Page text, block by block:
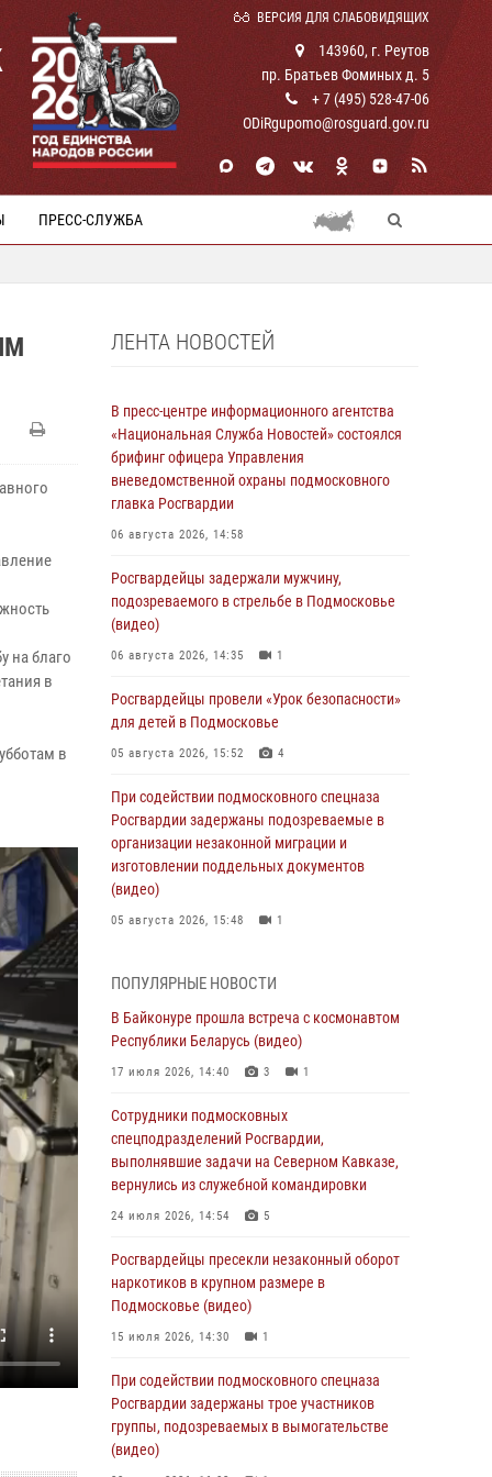
ВЕРСИЯ ДЛЯ СЛАБОВИДЯЩИХ
143960, г. Реутов
пр. Братьев Фоминых д. 5
+ 7 (495) 528-47-06
ODiRgupomo@rosguard.gov.ru
ПРЕСС-СЛУЖБА
на благо
в
в
ЛЕНТА НОВОСТЕЙ
В пресс-центре информационного агентства
«Национальная Служба Новостей» состоялся
брифинг офицера Управления
вневедомственной охраны подмосковного
главка Росгвардии
06 августа 2026, 14:58
Росгвардейцы задержали мужчину,
подозреваемого в стрельбе в Подмосковье
(видео)
06 августа 2026, 14:35 1
Росгвардейцы провели «Урок безопасности»
для детей в Подмосковье
05 августа 2026, 15:52 4
При содействии подмосковного спецназа
Росгвардии задержаны подозреваемые в
организации незаконной миграции и
изготовлении поддельных документов
(видео)
05 августа 2026, 15:48 1
подмосковного главка Росгвардии
отработали навыки огневой подготовки на
комплексных учениях
04 августа 2026, 12:21
За прошедший месяц росгвардейцы 7386 раз
выезжали по сигналам «Тревога» с
охраняемых объектов в Подмосковье
04 августа 2026, 12:15
супермаркета в Подмосковье (видео)
03 августа 2026, 15:32 1
Подмосковье (видео)
03 августа 2026, 15:08 1
В Подмосковье отметили годовщину со Дня
ПОПУЛЯРНЫЕ НОВОСТИ
В Байконуре прошла встреча с космонавтом
Республики Беларусь (видео)
17 июля 2026, 14:40 3 1
Сотрудники подмосковных
спецподразделений Росгвардии,
выполнявшие задачи на Северном Кавказе,
вернулись из служебной командировки
24 июля 2026, 14:54 5
Росгвардейцы пресекли незаконный оборот
наркотиков в крупном размере в
Подмосковье (видео)
15 июля 2026, 14:30 1
При содействии подмосковного спецназа
Росгвардии задержаны трое участников
группы, подозреваемых в вымогательстве
(видео)